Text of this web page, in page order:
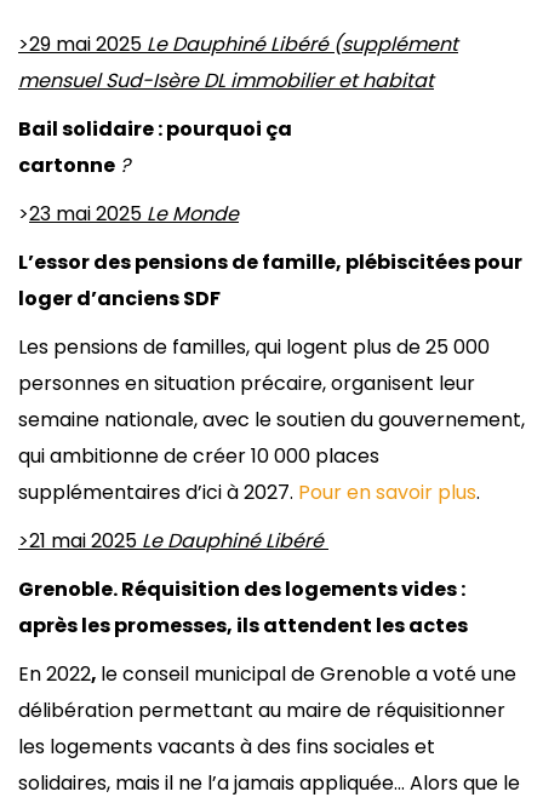
>29 mai 2025 Le Dauphiné Libéré (supplément
mensuel Sud-Isère DL immobilier et habitat
Bail solidaire : pourquoi ça
cartonne ?
>23 mai 2025 Le Monde
L’essor des pensions de famille, plébiscitées pour
loger d’anciens SDF
Les pensions de familles, qui logent plus de 25 000
personnes en situation précaire, organisent leur
semaine nationale, avec le soutien du gouvernement,
qui ambitionne de créer 10 000 places
supplémentaires d’ici à 2027. Pour en savoir plus.
>21 mai 2025 Le Dauphiné Libéré
Grenoble. Réquisition des logements vides :
après les promesses, ils attendent les actes
En 2022, le conseil municipal de Grenoble a voté une
délibération permettant au maire de réquisitionner
les logements vacants à des fins sociales et
solidaires, mais il ne l’a jamais appliquée… Alors que le